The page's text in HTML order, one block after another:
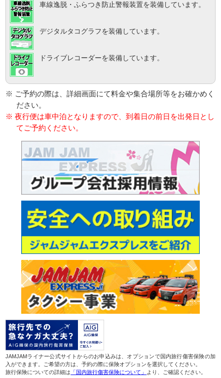
車線逸脱・ふらつき防止警報装置を装備しています。
デジタルタコグラフを装備しています。
ドライブレコーダーを装備しています。
※ ご予約の際は、詳細画面にて料金や集合場所等をお確かめく
ださい。
※ 夜行便は車中泊となりますので、到着日の前日を出発日とし
てご予約ください。
JAMJAMライナー公式サイトからのお申込みは、オプションで国内旅行傷害保険の加
入ができます。ご希望の方は、予約の際に保険オプションを選択してください。
旅行保険についての詳細は 「国内旅行傷害保険について」 より、ご確認ください。